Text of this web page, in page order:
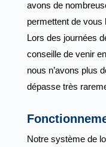
avons de
permettent de vous
Lors des journées
conseille de venir
nous n’avons plus
dépasse très
Notre système de